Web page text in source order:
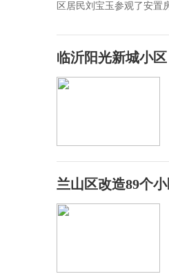
区居民刘宝玉参观了安置
临沂阳光新城小
兰山区改造89个